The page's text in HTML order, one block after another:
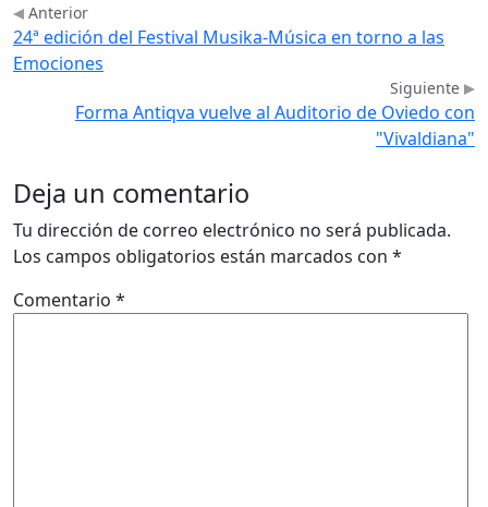
Anterior
24ª edición del Festival Musika-Música en torno a las
Emociones
Siguiente
Forma Antiqva vuelve al Auditorio de Oviedo con
"Vivaldiana"
Deja un comentario
Tu dirección de correo electrónico no será publicada.
Los campos obligatorios están marcados con *
Comentario *